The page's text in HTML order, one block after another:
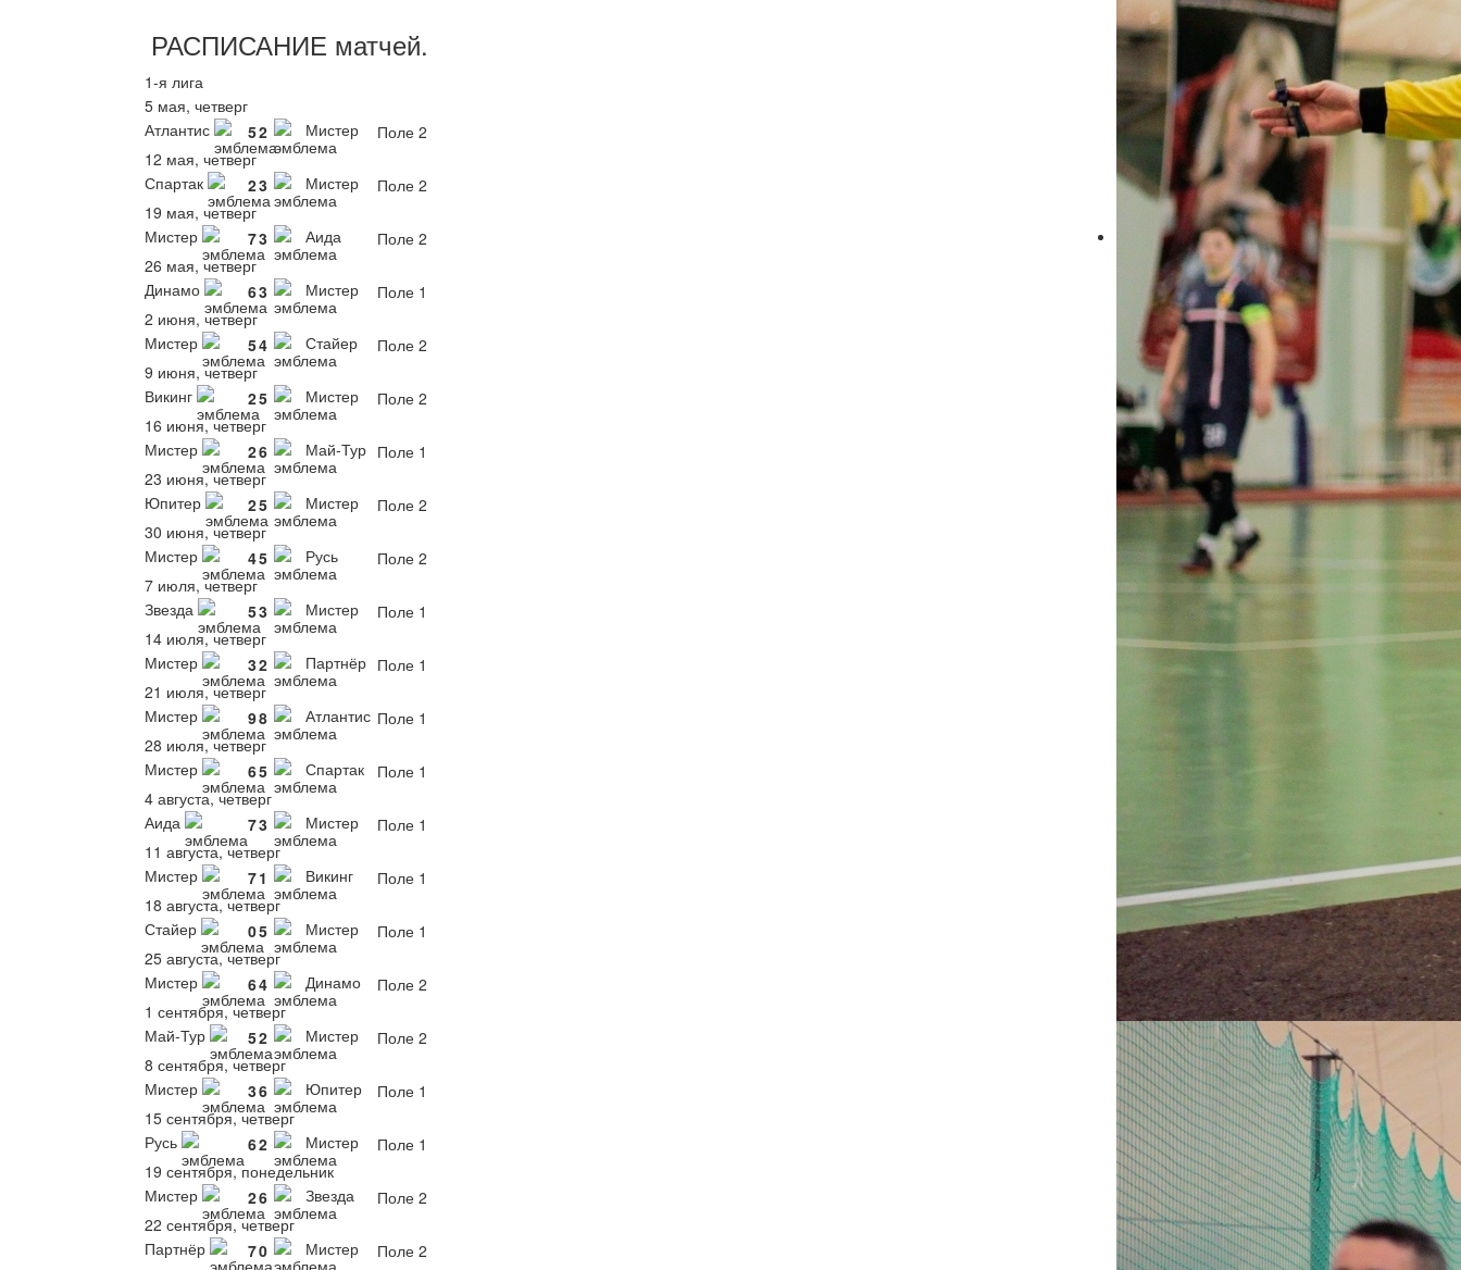
РАСПИСАНИЕ матчей.
1-я лига
5 мая, четверг
Атлантис
52 Мистер
Поле 2
12 мая, четверг
Спартак
23 Мистер
Поле 2
19 мая, четверг
Мистер
73 Аида
Поле 2
26 мая, четверг
Динамо
63 Мистер
Поле 1
2 июня, четверг
Мистер
54 Стайер
Поле 2
9 июня, четверг
Викинг
25 Мистер
Поле 2
16 июня, четверг
Мистер
26 Май-Тур Поле 1
23 июня, четверг
Юпитер
25 Мистер
Поле 2
30 июня, четверг
Мистер
45 Русь
Поле 2
7 июля, четверг
Звезда
53 Мистер
Поле 1
14 июля, четверг
Мистер
32 Партнёр Поле 1
21 июля, четверг
Мистер
98 Атлантис Поле 1
28 июля, четверг
Мистер
65 Спартак
Поле 1
4 августа, четверг
Аида
73 Мистер
Поле 1
11 августа, четверг
Мистер
71 Викинг
Поле 1
18 августа, четверг
Стайер
05 Мистер
Поле 1
25 августа, четверг
Мистер
64 Динамо
Поле 2
1 сентября, четверг
Май-Тур
52 Мистер
Поле 2
8 сентября, четверг
Мистер
36 Юпитер
Поле 1
15 сентября, четверг
Русь
62 Мистер
Поле 1
19 сентября, понедельник
Мистер
26 Звезда
Поле 2
22 сентября, четверг
Партнёр
70 Мистер Поле 2